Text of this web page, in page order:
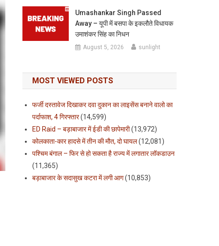
Umashankar Singh Passed
Away – यूपी में बसपा के इकलौते विधायक
उमाशंकर सिंह का निधन
August 5, 2026 sunlight
MOST VIEWED POSTS
फर्जी दस्तावेज दिखाकर दवा दुकान का लाइसेंस बनाने वालो का
पर्दाफाश, 4 गिरफ्तार(14,599)
ED Raid – बड़ाबाजार में ईडी की छापेमारी(13,972)
कोलकाता-कार हादसे में तीन की मौत, दो घायल(12,081)
पश्चिम बंगाल – फिर से हो सकता है राज्य में लगातार लॉकडाउन
(11,365)
बड़ाबाजार के सदासुख कटरा में लगी आग(10,853)